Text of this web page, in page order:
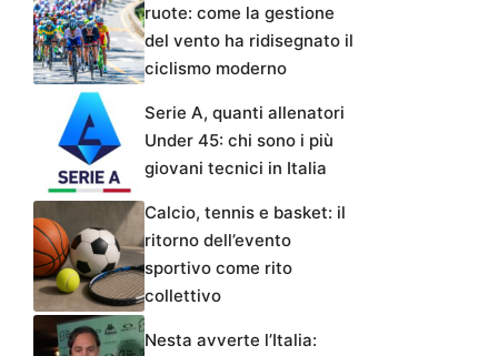
ruote: come la gestione
del vento ha ridisegnato il
ciclismo moderno
Serie A, quanti allenatori
Under 45: chi sono i più
giovani tecnici in Italia
Calcio, tennis e basket: il
ritorno dell’evento
sportivo come rito
collettivo
Nesta avverte l’Italia: